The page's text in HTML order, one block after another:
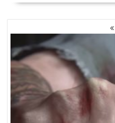
NAWIGACJA
PO
WPISACH